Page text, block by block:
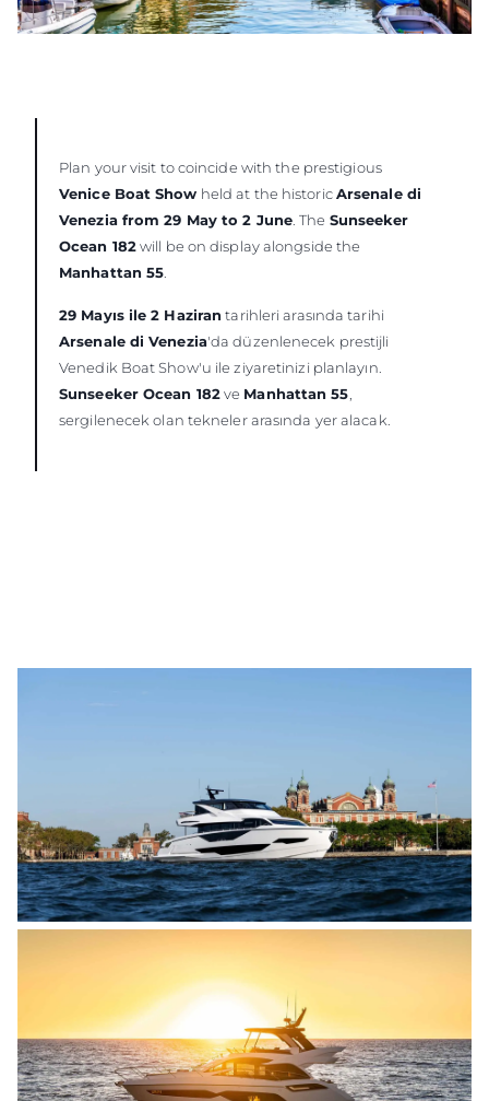
Plan your visit to coincide with the prestigious
Venice Boat Show held at the historicArsenale di
Venezia from 29 May to 2 June. The Sunseeker
Ocean 182will be on display alongside the
Manhattan 55
29 Mayıs ile 2 Haziran tarihleri arasında tarihi
Arsenale di Venezia'da düzenlenecek prestijli
Venedik Boat Show'u ile ziyaretinizi planlayın.
Sunseeker Ocean 182ve Manhattan 55
sergilenecek olan tekneler arasında yer alacak.